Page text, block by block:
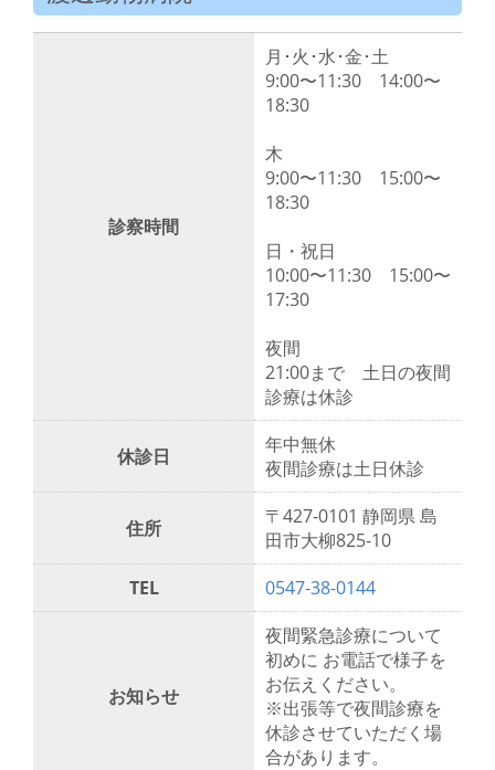
診察時間
月･火･水･金･土
9:00〜11:30 14:00〜
18:30
木
9:00〜11:30 15:00〜
18:30
日・祝日
10:00〜11:30 15:00〜
17:30
夜間
21:00まで 土日の夜間
診療は休診
休診日
年中無休
夜間診療は土日休診
住所
〒427-0101 静岡県 島
田市大柳825-10
TEL
0547-38-0144
お知らせ
夜間緊急診療について
初めに お電話で様子を
お伝えください。
※出張等で夜間診療を
休診させていただく場
合があります。